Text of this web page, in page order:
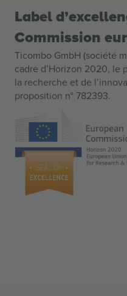
Label
Commission
Ticombo GmbH (société
cadre d’Horizon 2020, le
la recherche et de
proposition n° 782393.